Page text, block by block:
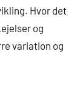
Hvor det
og
variation og